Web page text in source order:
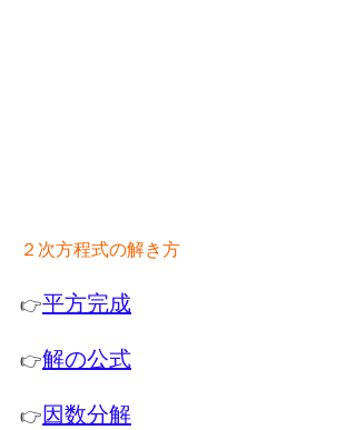
２次方程式の解き方
👉平方完成
👉解の公式
👉因数分解